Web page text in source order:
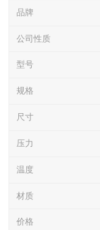
品牌
公司性质
型号
规格
尺寸
压力
温度
材质
价格